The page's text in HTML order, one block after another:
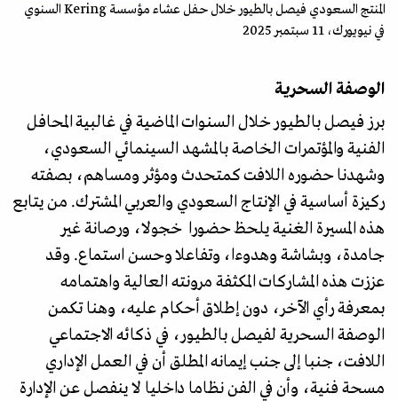
المنتج السعودي فيصل بالطيور خلال حفل عشاء مؤسسة Kering السنوي
في نيويورك، 11 سبتمبر 2025
الوصفة السحرية
برز فيصل بالطيور خلال السنوات الماضية في غالبية المحافل
الفنية والمؤتمرات الخاصة بالمشهد السينمائي السعودي،
وشهدنا حضوره اللافت كمتحدث ومؤثر ومساهم، بصفته
ركيزة أساسية في الإنتاج السعودي والعربي المشترك. من يتابع
هذه المسيرة الغنية يلحظ حضورا خجولا، ورصانة غير
جامدة، وبشاشة وهدوءا، وتفاعلا وحسن استماع. وقد
عززت هذه المشاركات المكثفة مرونته العالية واهتمامه
بمعرفة رأي الآخر، دون إطلاق أحكام عليه، وهنا تكمن
الوصفة السحرية لفيصل بالطيور، في ذكائه الاجتماعي
اللافت، جنبا إلى جنب إيمانه المطلق أن في العمل الإداري
مسحة فنية، وأن في الفن نظاما داخليا لا ينفصل عن الإدارة